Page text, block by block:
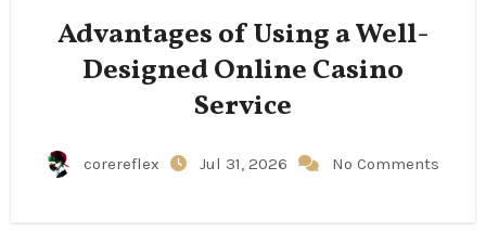
Advantages of Using a Well-
Designed Online Casino
Service
corereflex Jul 31, 2026 No Comments